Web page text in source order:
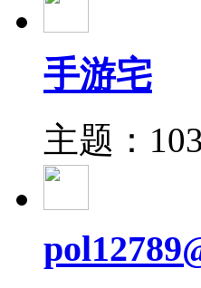
手游宅
主题：